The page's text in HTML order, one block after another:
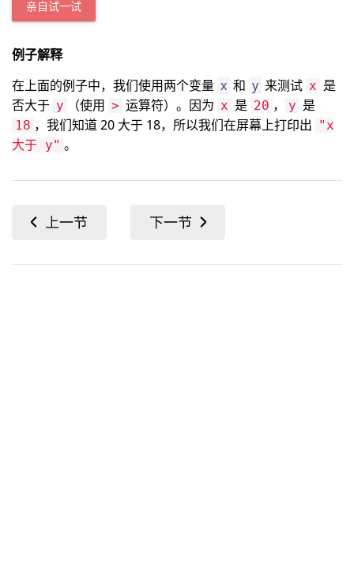
亲自试一试
例子解释
在上面的例子中，我们使用两个变量 x 和 y 来测试 x 是
否大于 y （使用 > 运算符）。因为 x 是 20 ， y 是
18 ，我们知道 20 大于 18，所以我们在屏幕上打印出 "x
大于 y" 。